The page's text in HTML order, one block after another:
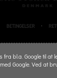
BETINGELSER
fra bl.a. Google til
Google. Ved at